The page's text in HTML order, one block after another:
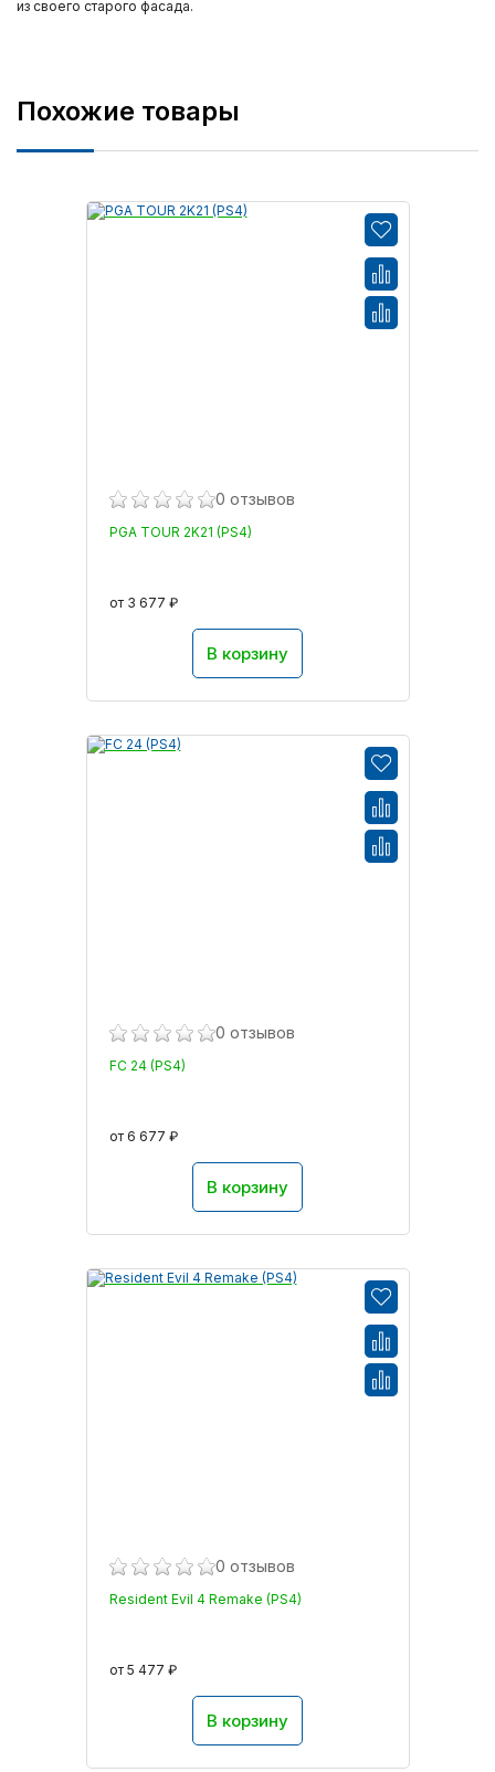
из своего старого фасада.
Похожие товары
0 отзывов
PGA TOUR 2K21 (PS4)
от 3 677 ₽
В корзину
0 отзывов
FC 24 (PS4)
от 6 677 ₽
В корзину
0 отзывов
Resident Evil 4 Remake (PS4)
от 5 477 ₽
В корзину